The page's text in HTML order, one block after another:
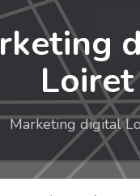
Loiret
Marketing digital